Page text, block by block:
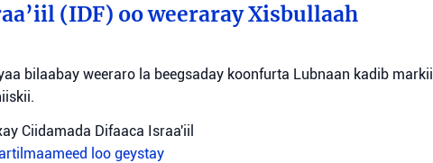
(IDF) oo weeraray Xisbullaah
bilaabay weeraro la beegsaday koonfurta Lubnaan kadib markii
Ciidamada Difaaca Israa'iil
loo geystay